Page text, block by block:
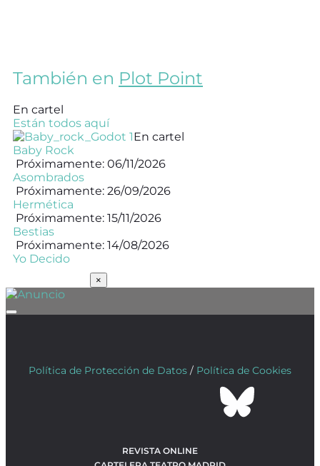
También en Plot Point
En cartel
Están todos aquí
En cartel
Baby Rock
Próximamente: 06/11/2026
Asombrados
Próximamente: 26/09/2026
Hermética
Próximamente: 15/11/2026
Bestias
Próximamente: 14/08/2026
Yo Decido
×
Política de Protección de Datos / Política de Cookies
REVISTA ONLINE